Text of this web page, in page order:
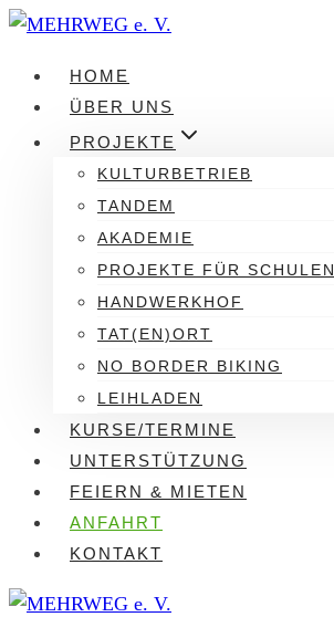
Zum
springenHOME
ÜBER UNS
PROJEKTE
KULTURBETRIEB
TANDEM
AKADEMIE
PROJEKTE FÜR SCHULEN
HANDWERKHOF
TAT(EN)ORT
NO BORDER BIKING
LEIHLADEN
KURSE/TERMINE
UNTERSTÜTZUNG
FEIERN & MIETEN
ANFAHRT
KONTAKT